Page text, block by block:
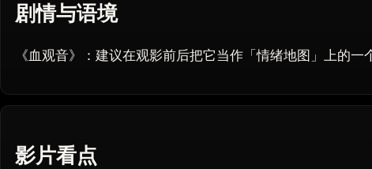
剧情与语境
《血观音》：建议在观影前后把它当作「情绪地图」上的一
影片看点